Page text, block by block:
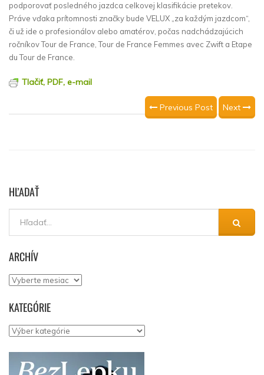
podporovať posledného jazdca celkovej klasifikácie pretekov.
Práve vďaka prítomnosti značky bude VELUX „za každým jazdcom“,
či už ide o profesionálov alebo amatérov, počas nadchádzajúcich
ročníkov Tour de France, Tour de France Femmes avec Zwift a Etape
du Tour de France.
Tlačiť, PDF, e-mail
Previous Post Next
HĽADAŤ
ARCHÍV
Archív
KATEGÓRIE
Kategórie